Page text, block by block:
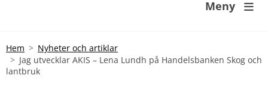
Meny 
Hem
Nyheter och artiklar
Jag utvecklar AKIS – Lena Lundh på Handelsbanken Skog och
lantbruk